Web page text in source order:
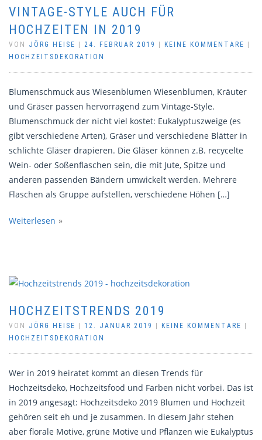
VINTAGE-STYLE AUCH FÜR
HOCHZEITEN IN 2019
VON JÖRG HEISE | 24. FEBRUAR 2019 | KEINE KOMMENTARE |
HOCHZEITSDEKORATION
Blumenschmuck aus Wiesenblumen Wiesenblumen, Kräuter
und Gräser passen hervorragend zum Vintage-Style.
Blumenschmuck der nicht viel kostet: Eukalyptuszweige (es
gibt verschiedene Arten), Gräser und verschiedene Blätter in
schlichte Gläser drapieren. Die Gläser können z.B. recycelte
Wein- oder Soßenflaschen sein, die mit Jute, Spitze und
anderen passenden Bändern umwickelt werden. Mehrere
Flaschen als Gruppe aufstellen, verschiedene Höhen […]
Weiterlesen
HOCHZEITSTRENDS 2019
VON JÖRG HEISE | 12. JANUAR 2019 | KEINE KOMMENTARE |
HOCHZEITSDEKORATION
Wer in 2019 heiratet kommt an diesen Trends für
Hochzeitsdeko, Hochzeitsfood und Farben nicht vorbei. Das ist
in 2019 angesagt: Hochzeitsdeko 2019 Blumen und Hochzeit
gehören seit eh und je zusammen. In diesem Jahr stehen
aber florale Motive, grüne Motive und Pflanzen wie Eukalyptus